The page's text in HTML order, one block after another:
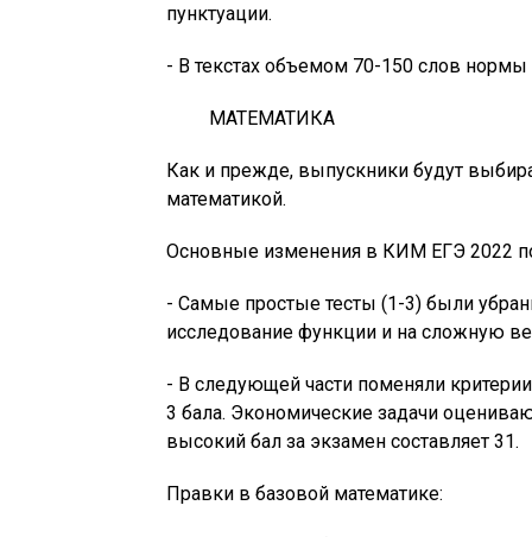
пунктуации.
- В текстах объемом 70-150 слов
МАТЕМАТИКА
Как и прежде, выпускники будут
математикой.
Основные изменения в КИМ ЕГЭ 2022
- Самые простые тесты (1-3) были
исследование функции и на сложную
- В следующей части поменяли
3 бала. Экономические задачи
высокий бал за экзамен составляет 31.
Правки в базовой математике: